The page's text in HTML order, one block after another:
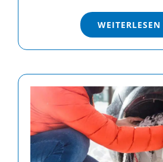
WEITERLESEN